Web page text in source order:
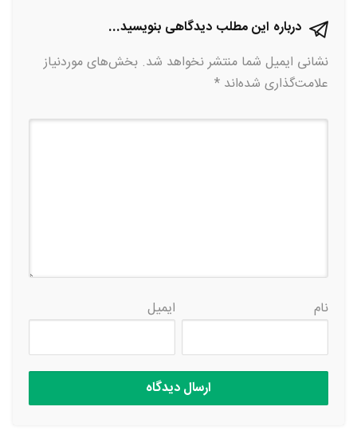
درباره این مطلب دیدگاهی بنویسید...
نشانی ایمیل شما منتشر نخواهد شد. بخش‌های موردنیاز
علامت‌گذاری شده‌اند *
نام ایمیل